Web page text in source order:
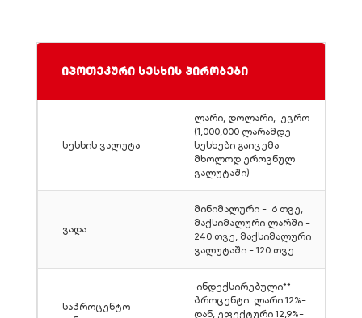
იპოთეკური სესხის პირობები
სესხის ვალუტა
ლარი, დოლარი, ევრო
(1,000,000 ლარამდე
სესხები გაიცემა
მხოლოდ ეროვნულ
ვალუტაში)
ვადა
მინიმალური - 6 თვე,
მაქსიმალური ლარში -
240 თვე, მაქსიმალური
ვალუტაში - 120 თვე
საპროცენტო
ინდექსირებული**
პროცენტი: ლარი 12%-
დან, ეფექტური 12,9%-